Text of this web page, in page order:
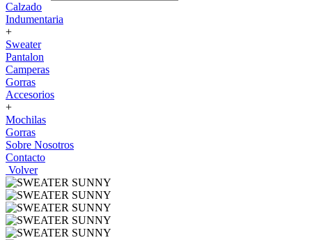
Calzado
Indumentaria
+
Sweater
Pantalon
Camperas
Gorras
Accesorios
+
Mochilas
Gorras
Sobre Nosotros
Contacto
Volver